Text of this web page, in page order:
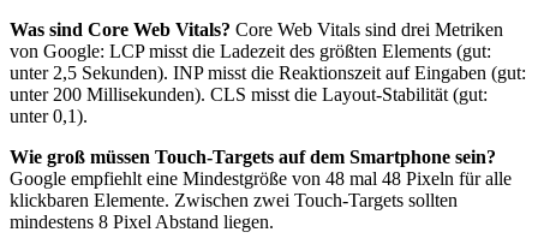
Was sind Core Web Vitals? Core Web Vitals sind drei Metriken
von Google: LCP misst die Ladezeit des größten Elements (gut:
unter 2,5 Sekunden). INP misst die Reaktionszeit auf Eingaben (gut:
unter 200 Millisekunden). CLS misst die Layout-Stabilität (gut:
unter 0,1).
Wie groß müssen Touch-Targets auf dem Smartphone sein?
Google empfiehlt eine Mindestgröße von 48 mal 48 Pixeln für alle
klickbaren Elemente. Zwischen zwei Touch-Targets sollten
mindestens 8 Pixel Abstand liegen.